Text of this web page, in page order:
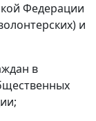
Федерации
и
в